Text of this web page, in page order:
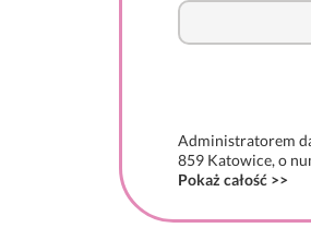
Administratorem
859 Katowice, o
Pokaż całość >>